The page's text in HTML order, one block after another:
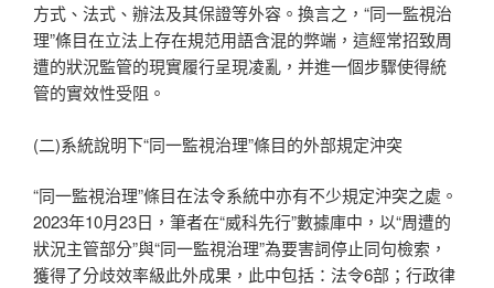
方式、法式、辦法及其保證等外容。換言之，“同一監視治
理”條目在立法上存在規范用語含混的弊端，這經常招致周
遭的狀況監管的現實履行呈現凌亂，并進一個步驟使得統
管的實效性受阻。
(二)系統說明下“同一監視治理”條目的外部規定沖突
“同一監視治理”條目在法令系統中亦有不少規定沖突之處。
2023年10月23日，筆者在“威科先行”數據庫中，以“周遭的
狀況主管部分”與“同一監視治理”為要害詞停止同句檢索，
獲得了分歧效率級此外成果，此中包括：法令6部；行政律